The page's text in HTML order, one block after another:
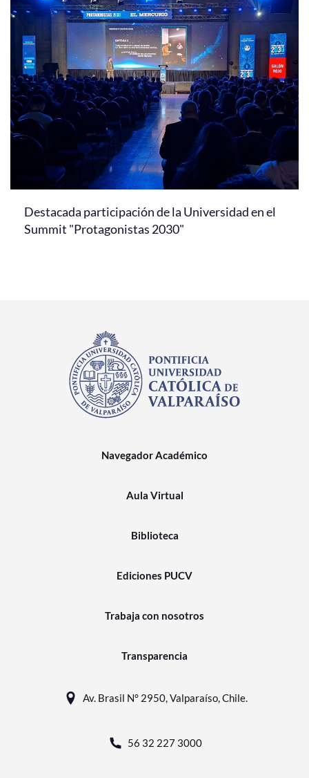
Destacada participación de la Universidad en el
Summit "Protagonistas 2030"
Navegador Académico
Aula Virtual
Biblioteca
Ediciones PUCV
Trabaja con nosotros
Transparencia
Av. Brasil N° 2950, Valparaíso, Chile.
56 32 227 3000